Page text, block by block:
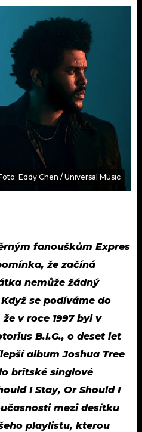
Eddy Chen / Universal Music
fanouškům Expres
že začíná
nemůže žádný
se podíváme do
v roce 1997 byl v
B.I.G., o deset let
album Joshua Tree
britské singlové
I Stay, Or Should I
mezi desítku
playlistu, kterou